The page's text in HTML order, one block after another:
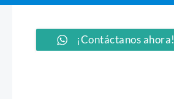
¡Contáctanos ahora!